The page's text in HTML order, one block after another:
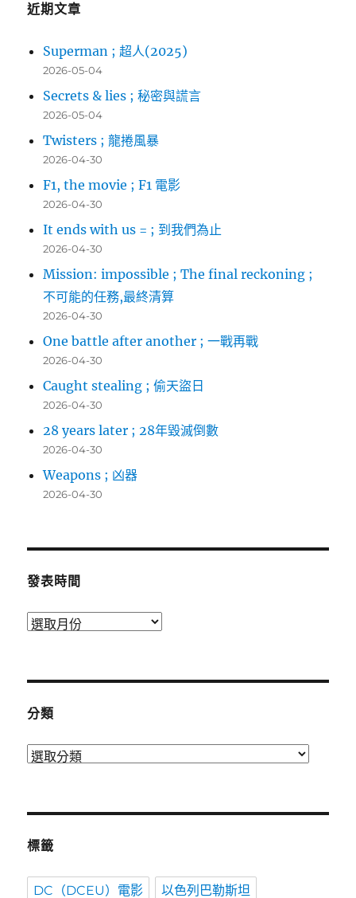
近期文章
Superman ; 超人(2025)
2026-05-04
Secrets & lies ; 秘密與謊言
2026-05-04
Twisters ; 龍捲風暴
2026-04-30
F1, the movie ; F1 電影
2026-04-30
It ends with us = ; 到我們為止
2026-04-30
Mission: impossible ; The final reckoning ;
不可能的任務,最終清算
2026-04-30
One battle after another ; 一戰再戰
2026-04-30
Caught stealing ; 偷天盜日
2026-04-30
28 years later ; 28年毀滅倒數
2026-04-30
Weapons ; 凶器
2026-04-30
發表時間
發
分類
分
標籤
DC（DCEU）電影 以色列巴勒斯坦